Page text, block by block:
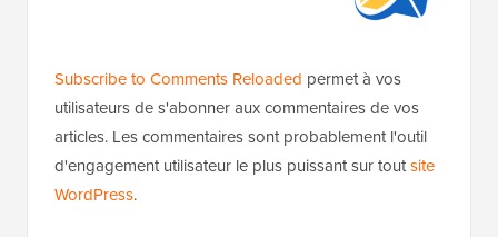
Subscribe to Comments Reloaded permet à vos
utilisateurs de s'abonner aux commentaires de vos
articles. Les commentaires sont probablement l'outil
d'engagement utilisateur le plus puissant sur toutsite
WordPress.